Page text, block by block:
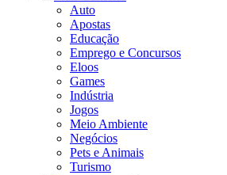
Auto
Apostas
Educação
Emprego e Concursos
Eloos
Games
Indústria
Jogos
Meio Ambiente
Negócios
Pets e Animais
Turismo